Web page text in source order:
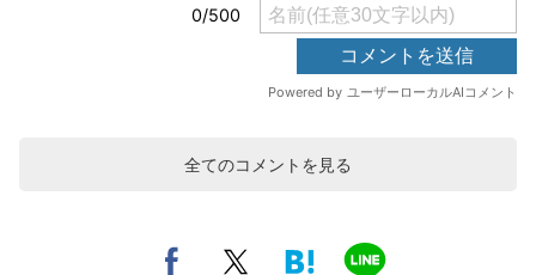
全てのコメントを見る